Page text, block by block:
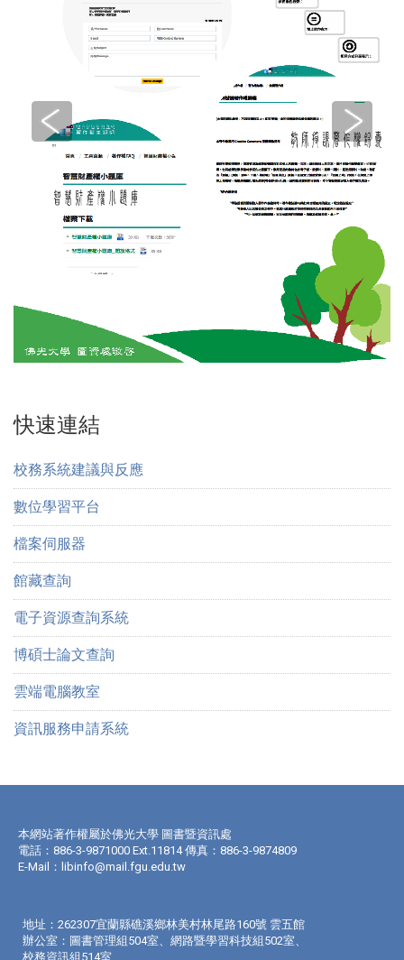
快速連結
校務系統建議與反應
數位學習平台
檔案伺服器
館藏查詢
電子資源查詢系統
博碩士論文查詢
雲端電腦教室
資訊服務申請系統
本網站著作權屬於佛光大學 圖書暨資訊處
電話：886-3-9871000 Ext.11814 傳真：886-3-9874809
E-Mail： libinfo@mail.fgu.edu.tw
地址：262307宜蘭縣礁溪鄉林美村林尾路160號 雲五館
辦公室：圖書管理組504室、網路暨學習科技組502室、
校務資訊組514室